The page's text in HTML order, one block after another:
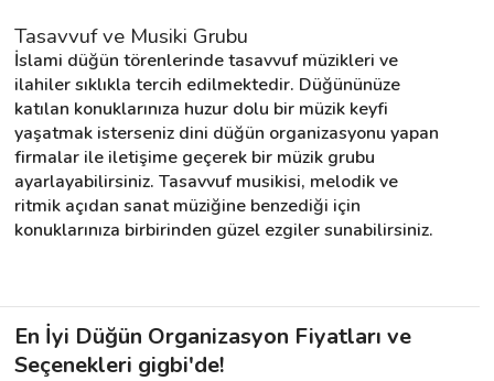
Tasavvuf ve Musiki Grubu
İslami düğün törenlerinde tasavvuf müzikleri ve
ilahiler sıklıkla tercih edilmektedir. Düğününüze
katılan konuklarınıza huzur dolu bir müzik keyfi
yaşatmak isterseniz dini düğün organizasyonu yapan
firmalar ile iletişime geçerek bir müzik grubu
ayarlayabilirsiniz. Tasavvuf musikisi, melodik ve
ritmik açıdan sanat müziğine benzediği için
konuklarınıza birbirinden güzel ezgiler sunabilirsiniz.
En İyi Düğün Organizasyon Fiyatları ve
Seçenekleri gigbi'de!